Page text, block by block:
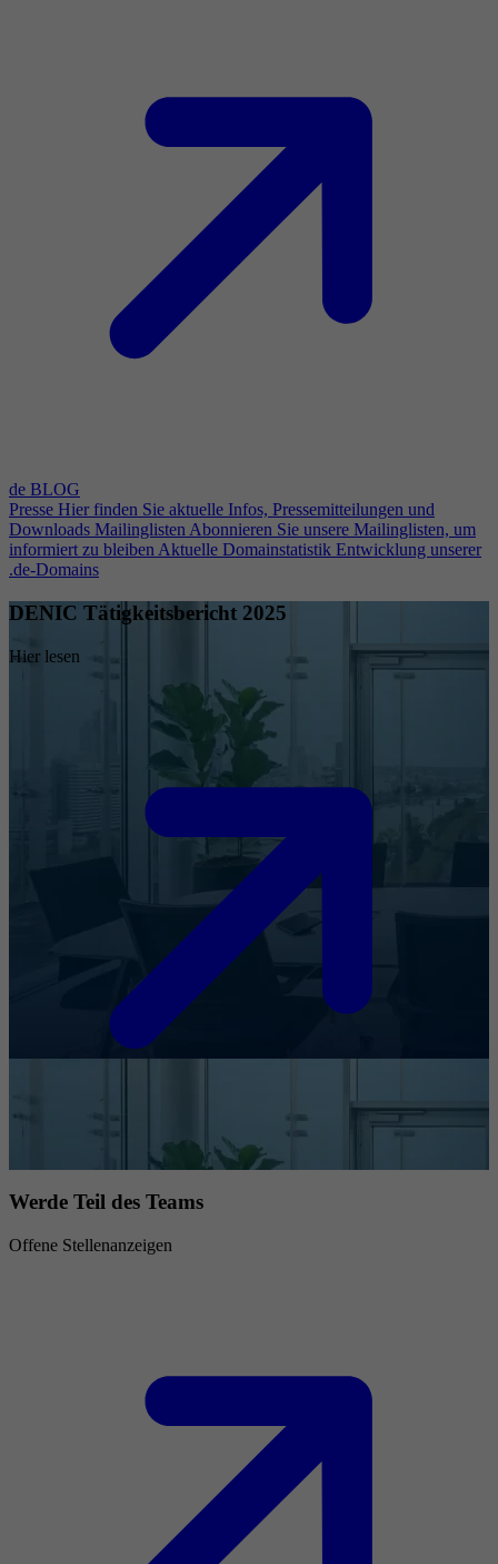
de BLOG
Presse Hier finden Sie aktuelle Infos, Pressemitteilungen und
Downloads Mailinglisten Abonnieren Sie unsere Mailinglisten, um
informiert zu bleiben Aktuelle Domainstatistik Entwicklung unserer
.de-Domains
DENIC Tätigkeitsbericht 2025
Hier lesen
Werde Teil des Teams
Offene Stellenanzeigen